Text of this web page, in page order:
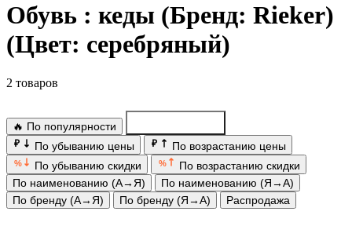
Обувь : кеды (Бренд: Rieker)
(Цвет: серебряный)
2 товаров
🔥 По популярности
₽ По убыванию цены ₽ По возрастанию цены
% По убыванию скидки %
По возрастанию скидки
По наименованию (А→Я)
По наименованию (Я→А)
По бренду (А→Я)
По бренду (Я→А) Распродажа